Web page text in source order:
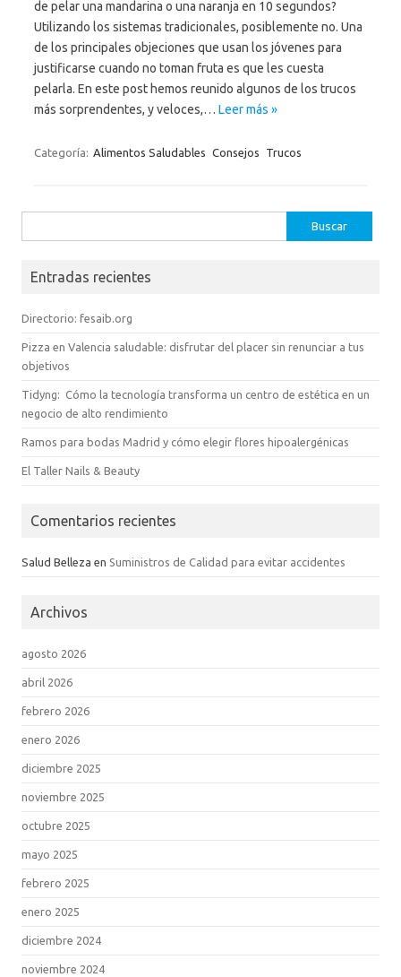
de pelar una mandarina o una naranja en 10 segundos?
Utilizando los sistemas tradicionales, posiblemente no. Una
de los principales objeciones que usan los jóvenes para
justificarse cuando no toman fruta es que les cuesta
pelarla. En este post hemos reunido algunos de los trucos
más sorprendentes, y veloces,… Leer más »
Categoría: Alimentos Saludables Consejos Trucos
Entradas recientes
Directorio: fesaib.org
Pizza en Valencia saludable: disfrutar del placer sin renunciar a tus
objetivos
Tidyng: Cómo la tecnología transforma un centro de estética en un
negocio de alto rendimiento
Ramos para bodas Madrid y cómo elegir flores hipoalergénicas
El Taller Nails & Beauty
Comentarios recientes
Salud Belleza en Suministros de Calidad para evitar accidentes
Archivos
agosto 2026
abril 2026
febrero 2026
enero 2026
diciembre 2025
noviembre 2025
octubre 2025
mayo 2025
febrero 2025
enero 2025
diciembre 2024
noviembre 2024